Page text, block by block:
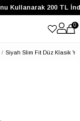
Kullanarak 200 TL
0
Siyah Slim Fit Düz Klasik